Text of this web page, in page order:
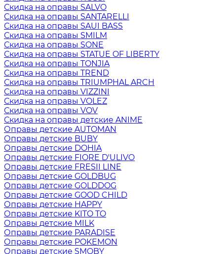
Скидка на оправы SALVO
Скидка на оправы SANTARELLI
Скидка на оправы SAUI BASS
Скидка на оправы SMILM
Скидка на оправы SONE
Скидка на оправы STATUE OF LIBERTY
Скидка на оправы TONJIA
Скидка на оправы TREND
Скидка на оправы TRIUMPHAL ARCH
Скидка на оправы VIZZINI
Скидка на оправы VOLEZ
Скидка на оправы VOV
Скидка на оправы детские ANIME
Оправы детские AUTOMAN
Оправы детские BUBY
Оправы детские DOHIA
Оправы детские FIORE D'ULIVO
Оправы детские FRESII LINE
Оправы детские GOLDBUG
Оправы детские GOLDDOG
Оправы детские GOOD CHILD
Оправы детские HAPPY
Оправы детские KITO TO
Оправы детские MILK
Оправы детские PARADISE
Оправы детские POKEMON
Оправы детские SMOBY